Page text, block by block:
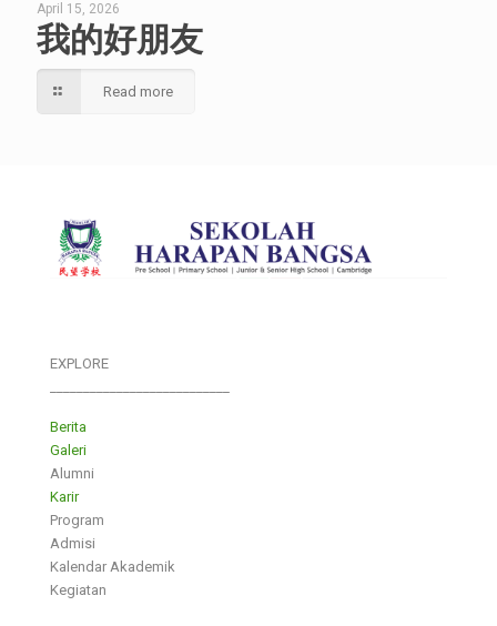
April 15, 2026
我的好朋友
Read more
EXPLORE
Berita
Galeri
Alumni
Karir
Program
Admisi
Kalendar Akademik
Kegiatan